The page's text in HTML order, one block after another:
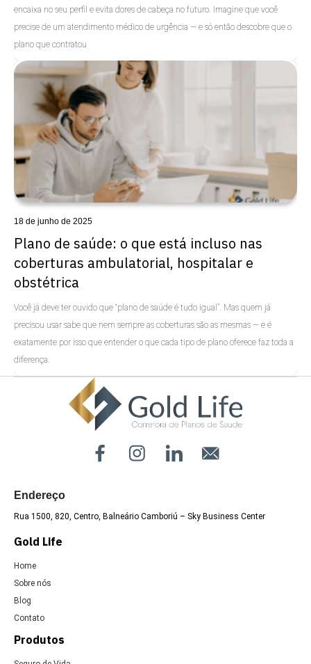
Uncategorized
encaixa no seu perfil e evita dores de cabeça no futuro. Imagine que você
precise de um atendimento médico de urgência — e só então descobre que o
plano que contratou
Plano de saúde: o que está incluso nas
coberturas ambulatorial, hospitalar e
obstétrica
Você já deve ter ouvido que “plano de saúde é tudo igual”. Mas quem já
precisou usar sabe que nem sempre as coberturas são as mesmas — e é
exatamente por isso que entender o que cada tipo de plano oferece faz toda a
diferença.
18 de junho de 2025
Endereço
Rua 1500, 820, Centro, Balneário Camboriú – Sky Business Center
Gold Life
Home
Sobre nós
Blog
Contato
Produtos